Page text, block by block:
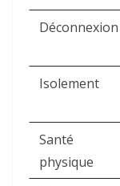
Déconnexion
Isolement
Santé
physique